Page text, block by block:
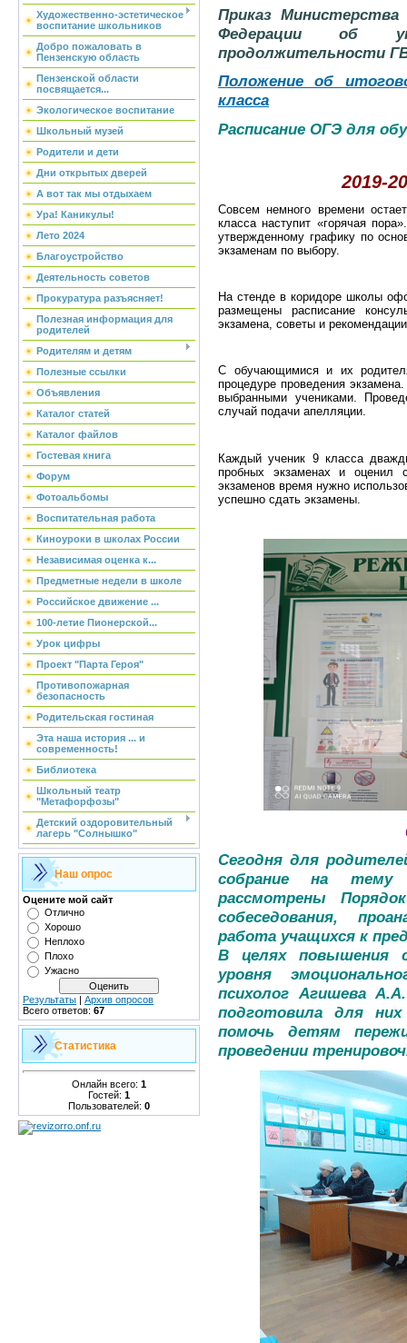
Художественно-эстетическое
воспитание школьников
Добро пожаловать в
Пензенскую область
Пензенской области
посвящается...
Экологическое воспитание
Школьный музей
Родители и дети
Дни открытых дверей
А вот так мы отдыхаем
Ура! Каникулы!
Лето 2024
Благоустройство
Деятельность советов
Прокуратура разъясняет!
Полезная информация для
родителей
Родителям и детям
Полезные ссылки
Объявления
Каталог статей
Каталог файлов
Гостевая книга
Форум
Фотоальбомы
Воспитательная работа
Киноуроки в школах России
Независимая оценка к...
Предметные недели в школе
Российское движение ...
100-летие Пионерской...
Урок цифры
Проект "Парта Героя"
Противопожарная
безопасность
Родительская гостиная
Эта наша история ... и
современность!
Библиотека
Школьный театр
"Метафорфозы"
Детский оздоровительный
лагерь "Солнышко"
Наш опрос
Оцените мой сайт
Отлично
Хорошо
Неплохо
Плохо
Ужасно
Результаты | Архив опросов
Всего ответов: 67
Статистика
Онлайн всего: 1
Гостей: 1
Пользователей: 0
Приказ Министерства
Федерации об
продолжительности
Положение об
класса
Расписание ОГЭ для
2019-
Совсем немного времени
класса наступит «горячая
утвержденному графику по
экзаменам по выбору.
На стенде в коридоре школы
размещены расписание
экзамена, советы и
С обучающимися и их
процедуре проведения
выбранными учениками.
случай подачи апелляции.
Каждый ученик 9 класса
пробных экзаменах и оценил
экзаменов время нужно
успешно сдать экзамены.
Сегодня для
собрание на
рассмотрены
собеседования,
работа учащихся к
В целях повышения
уровня
психолог Агишева
подготовила для
помочь детям
проведении